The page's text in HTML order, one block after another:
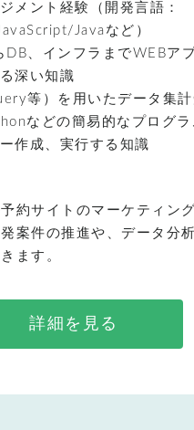
メント経験（開発言語：
Javaなど）
DB、インフラまでWEBア
深い知識
等）を用いたデータ集計
などの簡易的なプログラ
作成、実行する知識
約サイトのマーケティン
案件の推進や、データ分
ます。
詳細を見る